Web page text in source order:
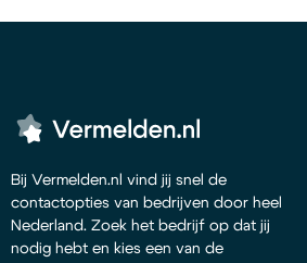
Bij Vermelden.nl vind jij snel de
contactopties van bedrijven door heel
Nederland. Zoek het bedrijf op dat jij
nodig hebt en kies een van de